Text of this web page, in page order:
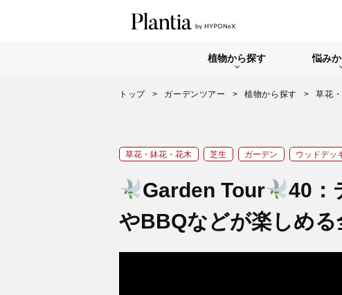
植物から探す 悩み
トップ ガーデンツアー 植物から探す 草花
草花・鉢花・花木 芝生 ガーデン ウッドデッ
Garden Tour
40：
やBBQなどが楽しめ